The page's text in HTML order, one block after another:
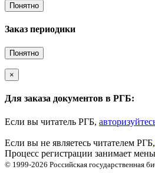
Понятно
Заказ периодики
Понятно
×
Для заказа документов в РГБ:
Если вы читатель РГБ,
Если вы не являетесь читателем РГБ,
Процесс регистрации занимает
© 1999-2026 Российская государственная